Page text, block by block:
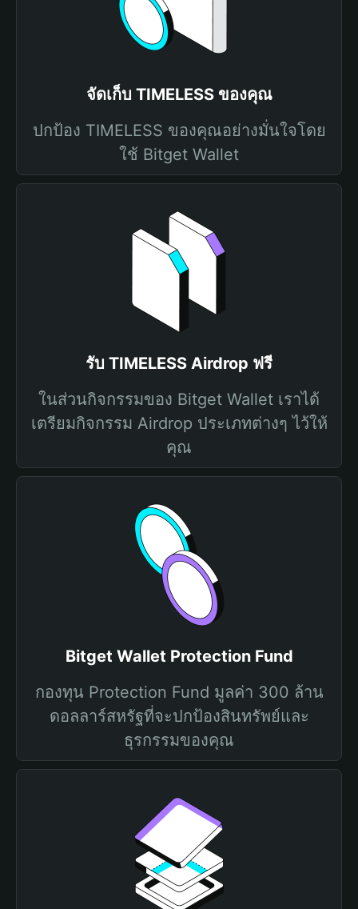
จัดเก็บ TIMELESS ของคุณ
ปกป้อง TIMELESS ของคุณอย่างมั่นใจโดย
ใช้ Bitget Wallet
รับ TIMELESS Airdrop ฟรี
ในส่วนกิจกรรมของ Bitget Wallet เราได้
เตรียมกิจกรรม Airdrop ประเภทต่างๆ ไว้ให้
คุณ
Bitget Wallet Protection Fund
กองทุน Protection Fund มูลค่า 300 ล้าน
ดอลลาร์สหรัฐที่จะปกป้องสินทรัพย์และ
ธุรกรรมของคุณ